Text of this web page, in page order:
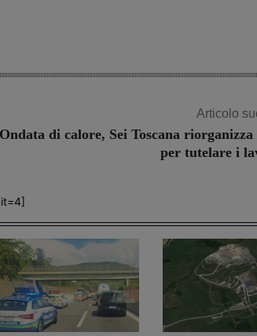
Articolo
Ondata di calore, Sei Toscana
per tutelare i